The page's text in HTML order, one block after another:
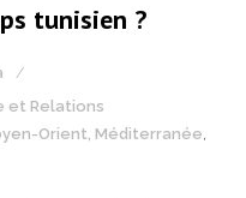
tunisien ?
et Relations
Orient, Méditerranée